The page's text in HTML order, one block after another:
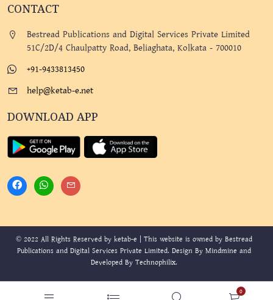
0
CONTACT
Bestread Publications and Digital Services Private Limited
51C/2D/4 Chaulpatty Road, Beliaghata, Kolkata - 700010
+91-9433813450
help@ketab-e.net
DOWNLOAD APP
© 2022 All Rights Reserved by ketab-e | This website is owned by Bestread
Publications and Digital Services Private Limited. Design By Mindmine and
Developed By Technophilix.